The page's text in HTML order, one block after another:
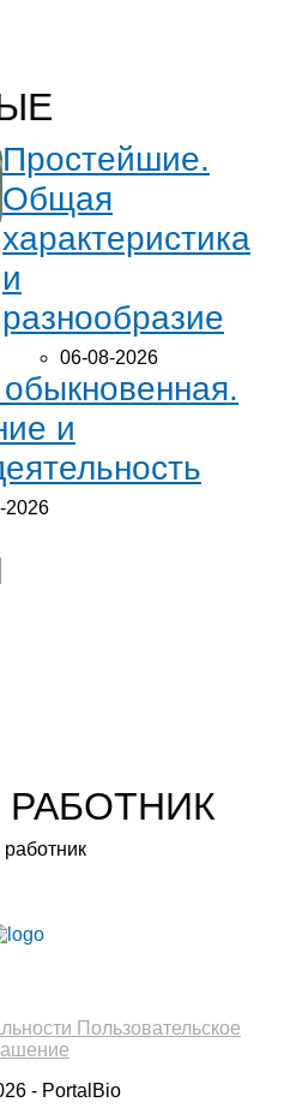
Простейшие.
Общая
характеристика
и
разнообразие
06-08-2026
и
2026
Пользовательское
- PortalBio